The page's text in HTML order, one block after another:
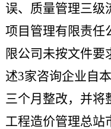
误、 质量管理三级
项目管理有限责任
限公司 未按文件要
述3家咨询企业自
三个月整改，并将
工程造价管理总站